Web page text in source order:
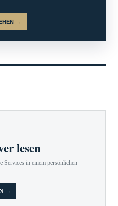
→
lesen
Services in einem persönlichen
→